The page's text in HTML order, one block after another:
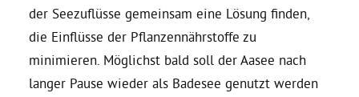
der Seezuflüsse gemeinsam eine Lösung finden,
die Einflüsse der Pflanzennährstoffe zu
minimieren. Möglichst bald soll der Aasee nach
langer Pause wieder als Badesee genutzt werden